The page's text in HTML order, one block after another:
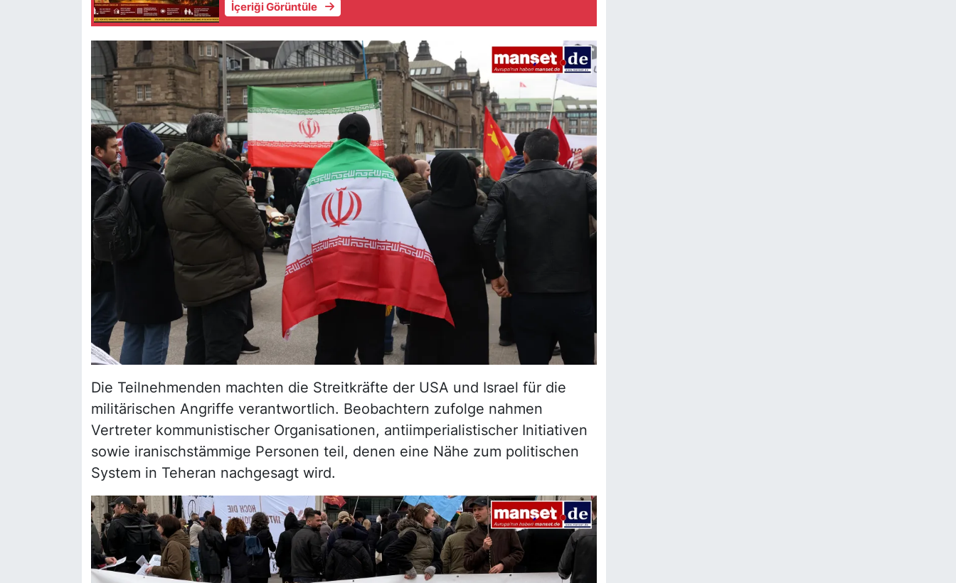
İçeriği Görüntüle
Die Teilnehmenden machten die Streitkräfte der USA und Israel für die
militärischen Angriffe verantwortlich. Beobachtern zufolge nahmen
Vertreter kommunistischer Organisationen, antiimperialistischer Initiativen
sowie iranischstämmige Personen teil, denen eine Nähe zum politischen
System in Teheran nachgesagt wird.